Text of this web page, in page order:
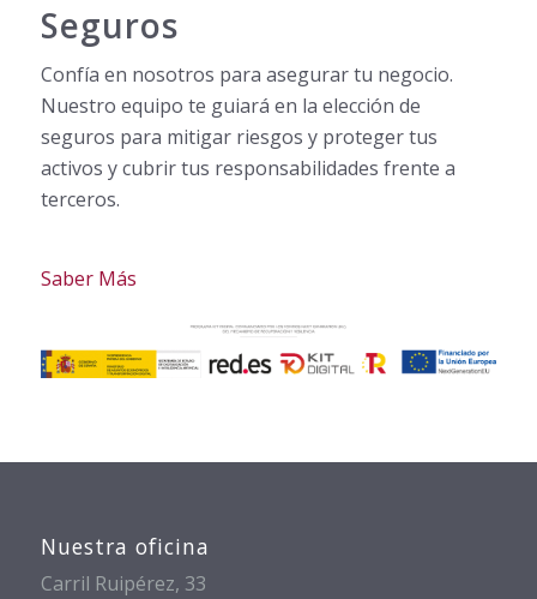
Seguros
Confía en nosotros para asegurar tu negocio.
Nuestro equipo te guiará en la elección de
seguros para mitigar riesgos y proteger tus
activos y cubrir tus responsabilidades frente a
terceros.
Saber Más
Nuestra oficina
Carril Ruipérez, 33